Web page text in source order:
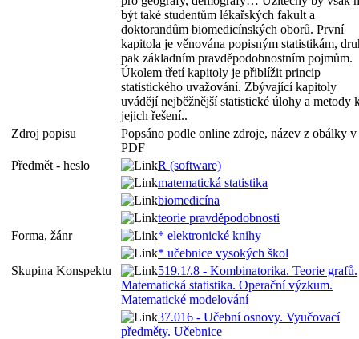
být také studentům lékařských fakult a
doktorandům biomedicínských oborů. První
kapitola je věnována popisným statistikám,
pak základním pravděpodobnostním pojmům.
Úkolem třetí kapitoly je přiblížit princip
statistického uvažování. Zbývající kapitoly
uvádějí nejběžnější statistické úlohy a metody
jejich řešení..
Zdroj popisu
Popsáno podle online zdroje, název z obálky v
PDF
Předmět - heslo
R (software)
matematická statistika
biomedicína
teorie pravděpodobnosti
Forma, žánr
* elektronické knihy
* učebnice vysokých škol
Skupina Konspektu
519.1/.8 - Kombinatorika. Teorie grafů.
Matematická statistika. Operační výzkum.
Matematické modelování
37.016 - Učební osnovy. Vyučovací
předměty. Učebnice